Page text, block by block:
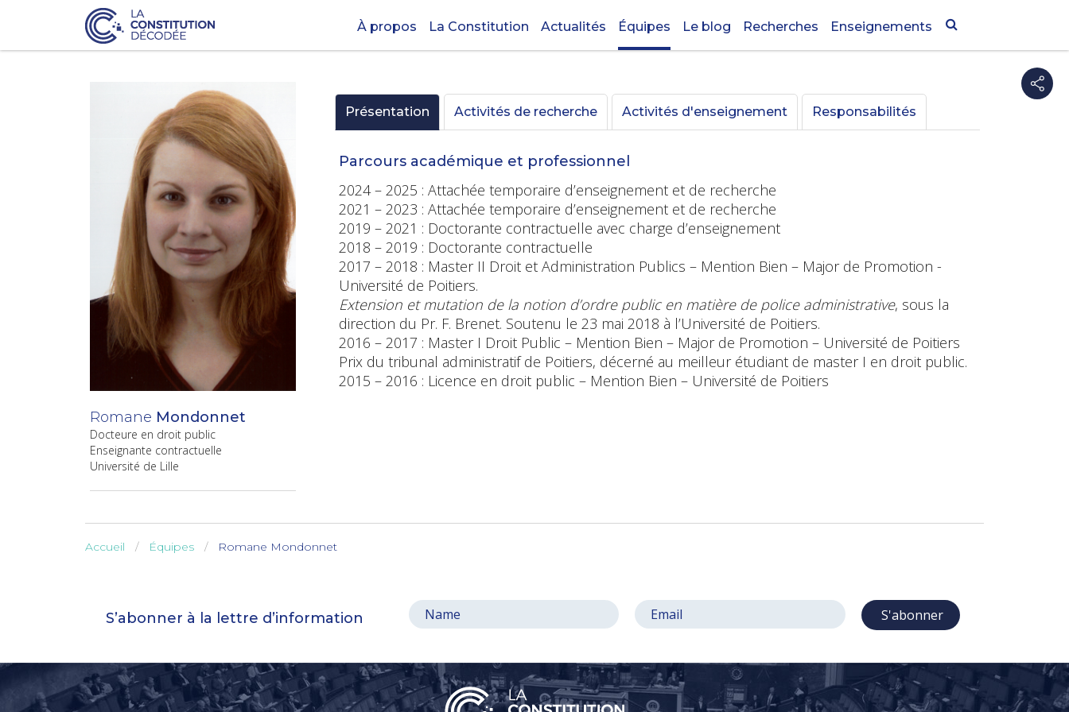
À propos La Constitution Actualités Équipes Le blog Recherches Enseignements
Romane Mondonnet
Docteure en droit public
Enseignante contractuelle
Université de Lille
Présentation Activités de recherche Activités d'enseignement Responsabilités
Parcours académique et professionnel
2024 – 2025 : Attachée temporaire d’enseignement et de recherche
2021 – 2023 : Attachée temporaire d’enseignement et de recherche
2019 – 2021 : Doctorante contractuelle avec charge d’enseignement
2018 – 2019 : Doctorante contractuelle
2017 – 2018 : Master II Droit et Administration Publics – Mention Bien – Major de Promotion -
Université de Poitiers.
Extension et mutation de la notion d’ordre public en matière de police administrative, sous la
direction du Pr. F. Brenet. Soutenu le 23 mai 2018 à l’Université de Poitiers.
2016 – 2017 : Master I Droit Public – Mention Bien – Major de Promotion – Université de Poitiers
Prix du tribunal administratif de Poitiers, décerné au meilleur étudiant de master I en droit public.
2015 – 2016 : Licence en droit public – Mention Bien – Université de Poitiers
Accueil Équipes Romane Mondonnet
S’abonner à la lettre d’information S'abonner